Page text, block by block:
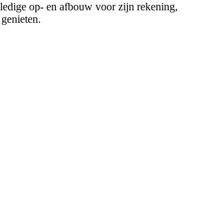
op- en afbouw voor zijn rekening,